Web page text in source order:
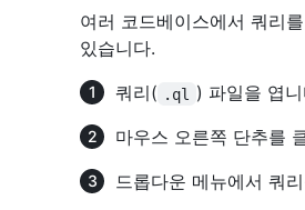
여러 코드베이스에서 쿼리
있습니다.
쿼리( .ql
) 파일을 엽
마우스 오른쪽 단추를
드롭다운 메뉴에서 쿼